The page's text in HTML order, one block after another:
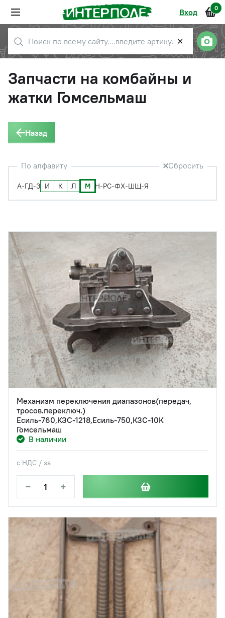
Вход 0
✕
Запчасти на комбайны и
жатки Гомсельмаш
Назад
По алфавиту Сбросить
А-ГД-З И К Л М Н-РС-ФХ-ШЩ-Я
Механизм переключения диапазонов(передач,
тросов.переключ.)
Есиль-760,КЗС-1218,Есиль-750,КЗС-10К
Гомсельмаш
В наличии
с НДС / за
− +